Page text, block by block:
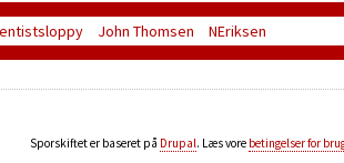
John Thomsen NEriksen
Sporskiftet er baseret på Drupal. Læs vore betingelser for